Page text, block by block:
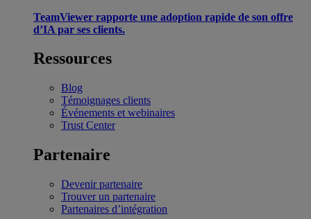
TeamViewer rapporte une adoption rapide de son offre
d’IA par ses clients.
Ressources
Blog
Témoignages clients
Événements et webinaires
Trust Center
Partenaire
Devenir partenaire
Trouver un partenaire
Partenaires d’intégration